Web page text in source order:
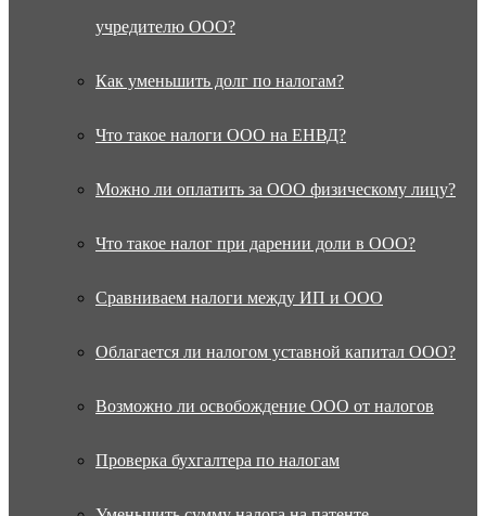
учредителю ООО?
Как уменьшить долг по налогам?
Что такое налоги ООО на ЕНВД?
Можно ли оплатить за ООО физическому лицу?
Что такое налог при дарении доли в ООО?
Сравниваем налоги между ИП и ООО
Облагается ли налогом уставной капитал ООО?
Возможно ли освобождение ООО от налогов
Проверка бухгалтера по налогам